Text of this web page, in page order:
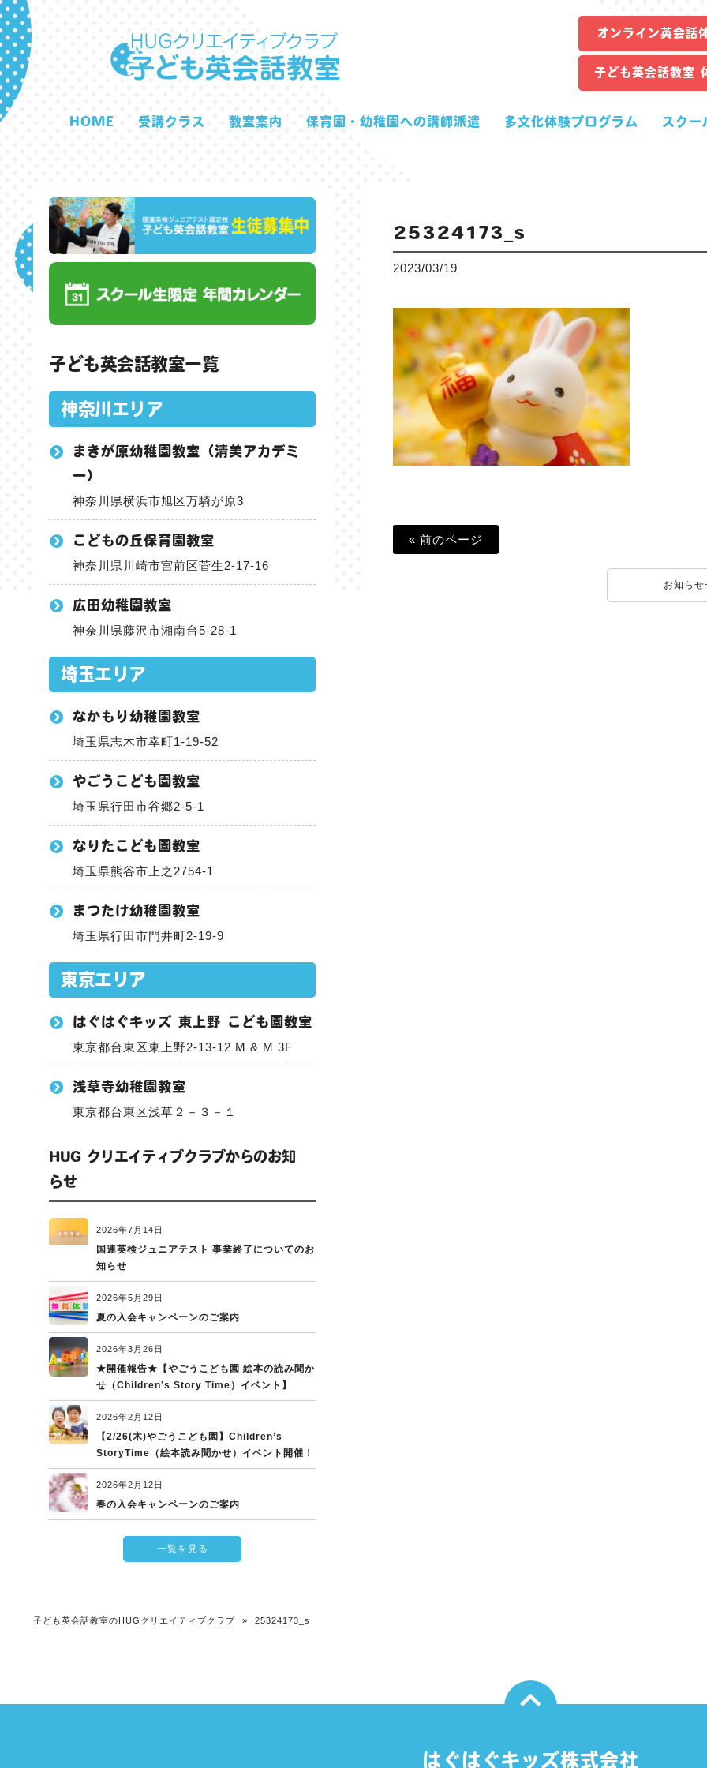
オンライン英会話
子ども英会話教室
HOME 受講クラス 教室案内 保育園・幼稚園への講師派遣 多文化体験プログラム スクー
25324173_s
2023/03/19
« 前のページ
お知らせ
子ども英会話教室一覧
神奈川エリア
まきが原幼稚園教室（清美アカデミ
ー）
神奈川県横浜市旭区万騎が原3
こどもの丘保育園教室
神奈川県川崎市宮前区菅生2-17-16
広田幼稚園教室
神奈川県藤沢市湘南台5-28-1
埼玉エリア
なかもり幼稚園教室
埼玉県志木市幸町1-19-52
やごうこども園教室
埼玉県行田市谷郷2-5-1
なりたこども園教室
埼玉県熊谷市上之2754-1
まつたけ幼稚園教室
埼玉県行田市門井町2-19-9
東京エリア
はぐはぐキッズ 東上野 こども園教室
東京都台東区東上野2-13-12 M & M 3F
浅草寺幼稚園教室
東京都台東区浅草２－３－１
HUG クリエイティブクラブからのお知
らせ
2026年7月14日
国連英検ジュニアテスト 事業終了についてのお
知らせ
2026年5月29日
夏の入会キャンペーンのご案内
2026年3月26日
★開催報告★【やごうこども園 絵本の読み聞か
せ（Children’s Story Time）イベント】
2026年2月12日
【2/26(木)やごうこども園】Children’s
StoryTime（絵本読み聞かせ）イベント開催！
2026年2月12日
春の入会キャンペーンのご案内
一覧を見る
子ども英会話教室のHUGクリエイティブクラブ » 25324173_s
はぐはぐキッズ株式会社